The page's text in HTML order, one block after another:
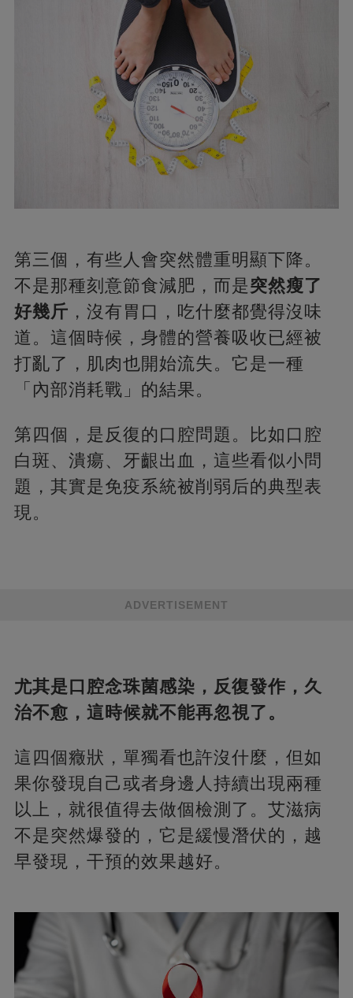
第三個，有些人會突然體重明顯下降。
不是那種刻意節食減肥，而是突然瘦了
好幾斤 ，沒有胃口，吃什麼都覺得沒味
道。這個時候，身體的營養吸收已經被
打亂了，肌肉也開始流失。它是一種
「內部消耗戰」的結果。
第四個，是反復的口腔問題。比如口腔
白斑、潰瘍、牙齦出血，這些看似小問
題，其實是免疫系統被削弱后的典型表
現。
ADVERTISEMENT
尤其是口腔念珠菌感染，反復發作，久
治不愈，這時候就不能再忽視了。
這四個癥狀，單獨看也許沒什麼，但如
果你發現自己或者身邊人持續出現兩種
以上，就很值得去做個檢測了。艾滋病
不是突然爆發的，它是緩慢潛伏的，越
早發現，干預的效果越好。